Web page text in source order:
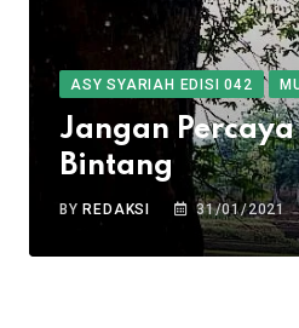
ASY SYARIAH EDISI 042
Jangan
Bintang
BY REDAKSI 31/01/2021